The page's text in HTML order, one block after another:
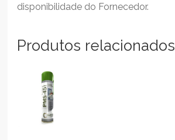
disponibilidade do Fornecedor.
Produtos relacionados